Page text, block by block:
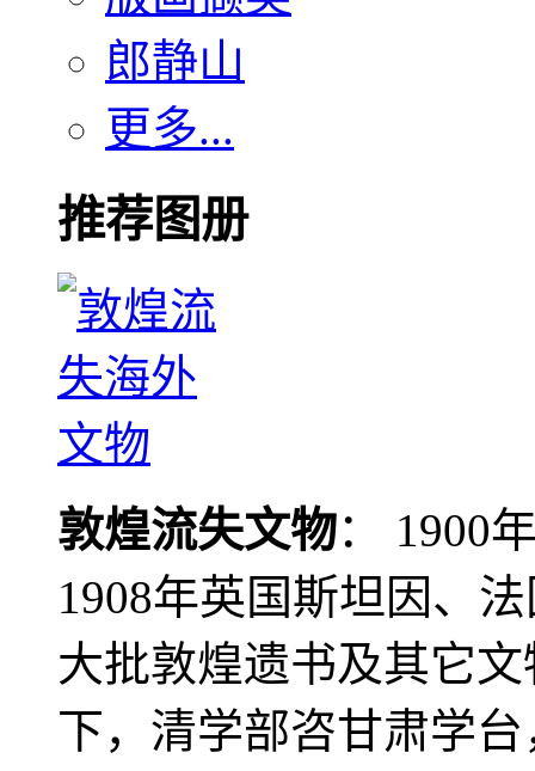
郎静山
更多...
推荐图册
敦煌流失文物： 1900
1908年英国斯坦因、
大批敦煌遗书及其它
下，清学部咨甘肃学